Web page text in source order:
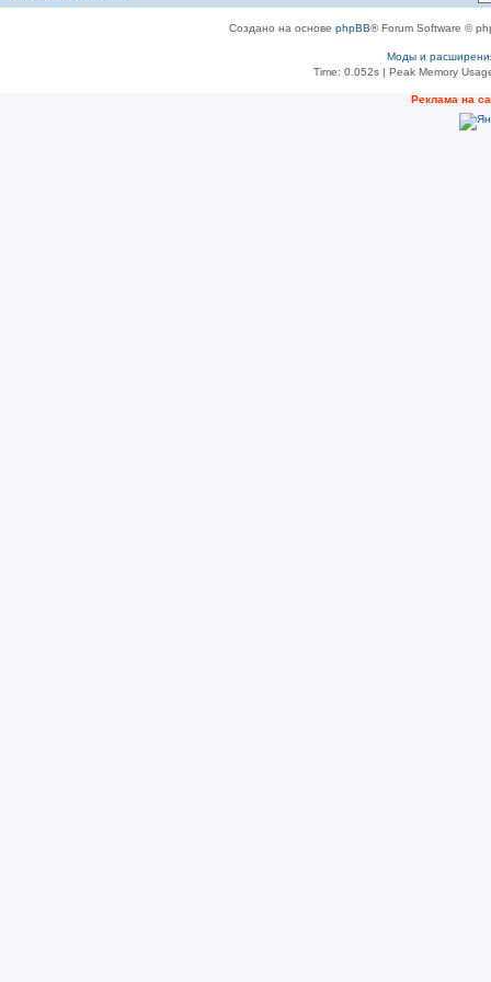
Создано на основе phpBB® Forum Software ©
Моды и
Time: 0.052s| Peak Memory
Реклама на